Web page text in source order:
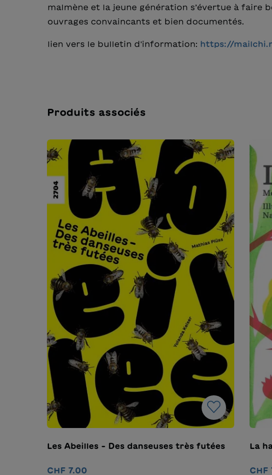
malmène et la jeune génération s’évertue à faire
ouvrages convaincants et bien documentés.
lien vers le bulletin d'information: https://
Ignorer la galerie de produits
Produits associés
Les Abeilles - Des danseuses très futées
CHF 7.00
La
CHF